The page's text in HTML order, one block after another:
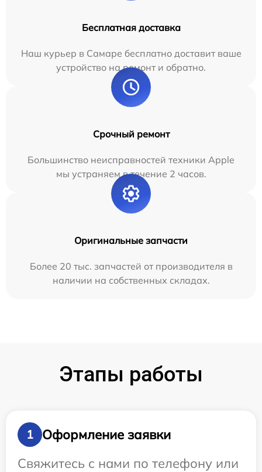
Бесплатная доставка
Наш курьер в Самаре бесплатно доставит ваше
устройство на ремонт и обратно.
Срочный ремонт
Большинство неисправностей техники Apple
мы устраняем в течение 2 часов.
Оригинальные запчасти
Более 20 тыс. запчастей от производителя в
наличии на собственных складах.
Этапы работы
1
Оформление заявки
Свяжитесь с нами по телефону или